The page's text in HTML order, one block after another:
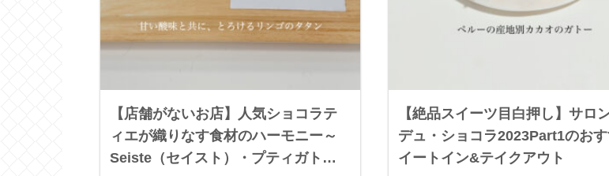
【店舗がないお店】人気ショコラテ
ィエが織りなす食材のハーモニー～
Seiste（セイスト）・プティガト
【絶品スイーツ目白押し】サロ
デュ・ショコラ2023Part1のお
イートイン&テイクアウト